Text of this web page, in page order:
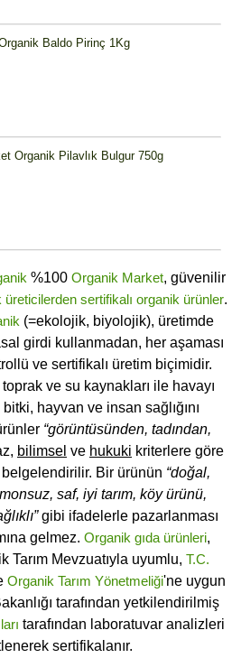
Baldo Pirinç 1Kg
Organik Pilavlık Bulgur 750g
%100 Organik Market, güvenilir
üreticilerden sertifikalı organik ürünler.
(=ekolojik, biyolojik), üretimde
girdi kullanmadan, her aşaması
ve sertifikalı üretim biçimidir.
toprak ve su kaynakları ile havayı
hayvan ve insan sağlığını
“görüntüsünden, tadından,
bilimsel ve hukuki kriterlere göre
Bir ürünün “doğal,
saf, iyi tarım, köy ürünü,
gibi ifadelerle pazarlanması
gelmez. Organik gıda ürünleri,
Tarım Mevzuatıyla uyumlu, T.C.
Organik Tarım Yönetmeliği'ne uygun
tarafından yetkilendirilmiş
tarafından laboratuvar analizleri
sertifikalanır.